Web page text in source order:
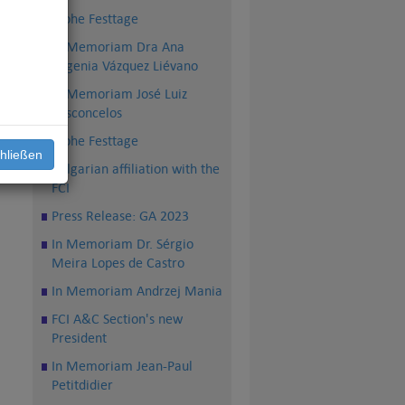
Frohe Festtage
In Memoriam Dra Ana
Eugenia Vázquez Liévano
In Memoriam José Luiz
Vasconcelos
Frohe Festtage
Bulgarian affiliation with the
FCI
Press Release: GA 2023
In Memoriam Dr. Sérgio
Meira Lopes de Castro
In Memoriam Andrzej Mania
FCI A&C Section's new
President
In Memoriam Jean-Paul
Petitdidier